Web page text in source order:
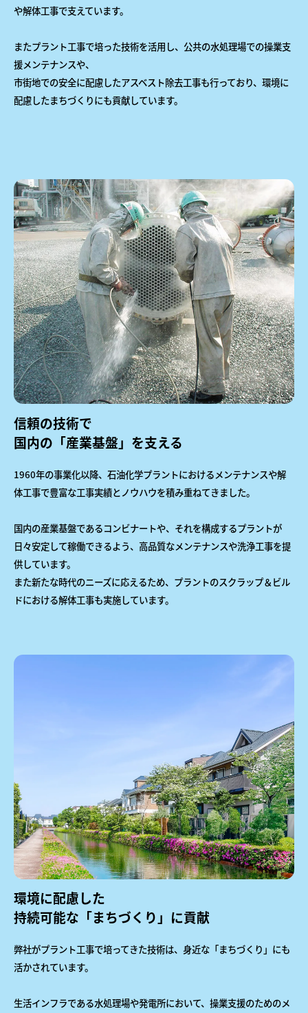
や解体工事で支えています。
またプラント工事で培った技術を活用し、公共の水処理場での操業支
援メンテナンスや、
市街地での安全に配慮したアスベスト除去工事も行っており、環境に
配慮したまちづくりにも貢献しています。
信頼の技術で
国内の「産業基盤」を支える
1960年の事業化以降、石油化学プラントにおけるメンテナンスや解
体工事で豊富な工事実績とノウハウを積み重ねてきました。
国内の産業基盤であるコンビナートや、それを構成するプラントが
日々安定して稼働できるよう、高品質なメンテナンスや洗浄工事を提
供しています。
また新たな時代のニーズに応えるため、プラントのスクラップ＆ビル
ドにおける解体工事も実施しています。
環境に配慮した
持続可能な「まちづくり」に貢献
弊社がプラント工事で培ってきた技術は、身近な「まちづくり」にも
活かされています。
生活インフラである水処理場や発電所において、操業支援のためのメ